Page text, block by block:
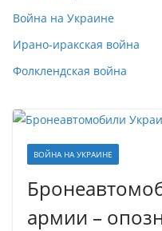
Война на Украине
Ирано-иракская война
Фолклендская война
ВОЙНА НА УКРАИНЕ
армии –